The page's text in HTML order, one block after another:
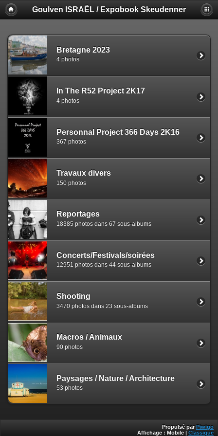
Goulven ISRAËL / Expobook Skeudenner
Bretagne 2023
4 photos
In The R52 Project 2K17
4 photos
Personnal Project 366 Days 2K16
367 photos
Travaux divers
150 photos
Reportages
18385 photos dans 67 sous-albums
Concerts/Festivals/soirées
12951 photos dans 44 sous-albums
Shooting
3470 photos dans 23 sous-albums
Macros / Animaux
90 photos
Paysages / Nature / Architecture
53 photos
Propulsé par Piwigo
Affichage : Mobile Classique